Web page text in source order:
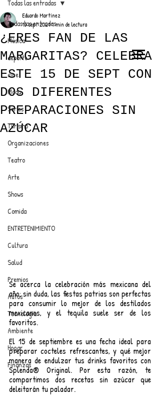
ANUNCIATE CON NOSOTROS
PARA MÁS INFORMACIÓN:
dinamicaseltrendytop@gmail.com
EL TRENDY TOP
CON EDDY MARTINEZ
Todas las entradas
Música
deporte
cine
Moda
Series
Turismo
Organizaciones
Teatro
Arte
Shows
Comida
ENTRETENIMIENTO
Cultura
Salud
Premios
Autos
Tecnología
Ambiente
Hogar
Finanzas
Todas las entradas
¿ERES FAN DE LAS
MARGARITAS? CELEBRA
ESTE 15 DE SEPT CON
DOS DIFERENTES
PREPARACIONES SIN
AZÚCAR
Eduardo Martínez
15 sept 20211 min de lectura
Se acerca la celebración más mexicana del
año; sin duda, las fiestas patrias son perfectas
para consumir lo mejor de los destilados
mexicanos, y el tequila suele ser de los
favoritos.
El 15 de septiembre es una fecha ideal para
preparar cocteles refrescantes, y qué mejor
manera de endulzar tus drinks favoritos con
Splenda® Original. Por esta razón, te
compartimos dos recetas sin azúcar que
deleitarán tu paladar.